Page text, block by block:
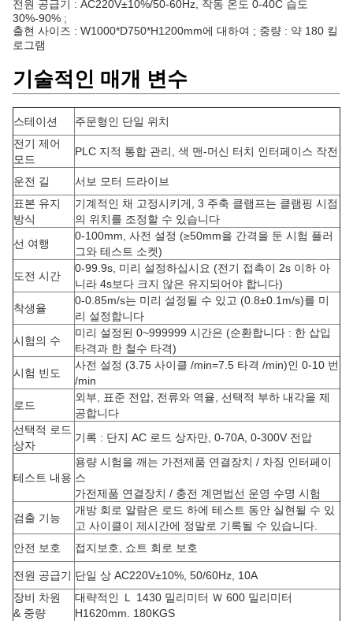
전원 공급기 : AC220V±10%/50-60Hz, 작동 온도 0-40C 습도
30%-90% ;
출현 사이즈 : W1000*D750*H1200mm에 대하여 ; 중량 : 약 180 킬
로그램
기술적인 매개 변수
스테이션
주문형인 단일 위치
전기 제어
모드
PLC 지적 통합 관리, 색 맨-머신 터치 인터페이스 작전
운전 길
서보 모터 드라이브
표본 유지
방식
기계적인 채 고정시키게, 3 주축 클램프는 클램핑 시점
의 위치를 조정할 수 있습니다
선 여행
0-100mm, 사전 설정 (≥50mm을 간격을 둔 시험 플러
그와 테스트 소켓)
도전 시간
0-99.9s, 미리 설정하십시요 (전기 접촉이 2s 이하 아
니라 4s보다 크지 않은 유지되어야 합니다)
착생율
0-0.85m/s는 미리 설정될 수 있고 (0.8±0.1m/s)를 미
리 설정합니다
시험의 수
미리 설정된 0~999999 시간은 (순환합니다 : 한 삽입
타격과 한 철수 타격)
시험 빈도
사전 설정 (3.75 사이클 /min=7.5 타격 /min)인 0-10 번
/min
로드
외부, 표준 전압, 전류와 역율, 선택적 부하 내각을 제
공합니다
선택적 로드
상자
기록 : 단지 AC 로드 상자만, 0-70A, 0-300V 전압
테스트 내용
용량 시험을 깨는 가전제품 연결장치 / 차징 인터페이
스
가전제품 연결장치 / 충전 계면법선 운영 수명 시험
검출 기능
개방 회로 알람은 로드 하에 테스트 동안 실현될 수 있
고 사이클이 제시간에 정말로 기록될 수 있습니다.
안전 보호
접지보호, 쇼트 회로 보호
전원 공급기 단일 상 AC220V±10%, 50/60Hz, 10A
장비 차원
& 중량
대략적인 Ｌ 1430 밀리미터 Ｗ 600 밀리미터
H1620mm. 180KGS